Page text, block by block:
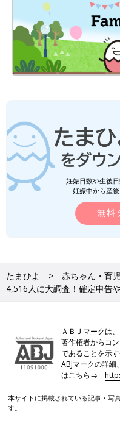
妊娠日数や生後
妊娠中から産
無料
たまひよ 赤ちゃん・育
4,516人に大調査！確定申告
ＡＢＪマークは
著作権者からコ
であることを示
ABJマークの詳
はこちら→
本サイトに掲載されている記事・写
す。